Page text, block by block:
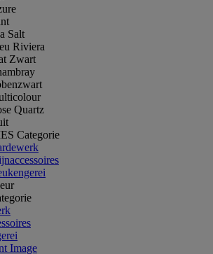
Salt
Riviera
Zwart
Quartz
Categorie